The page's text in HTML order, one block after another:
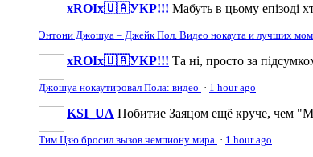
xROIx🇺🇦УКР!!! Мабуть в цьому епізоді
Энтони Джошуа – Джейк Пол. Видео нокаута и лучших
xROIx🇺🇦УКР!!! Та ні, просто за
Джошуа нокаутировал Пола: видео · 1 hour ago
KSI_UA Побитие Заяцом ещё круче, чем
Тим Цзю бросил вызов чемпиону мира · 1 hour ago